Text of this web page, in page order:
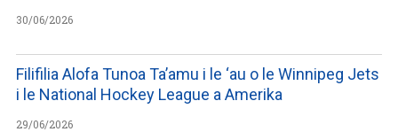
30/06/2026
Filifilia Alofa Tunoa Ta’amu i le ‘au o le Winnipeg Jets
i le National Hockey League a Amerika
29/06/2026